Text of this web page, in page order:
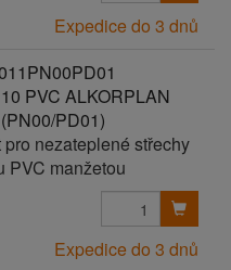
Expedice do 3 dnů
PVC ALKORPLAN
PD01)
nezateplené střechy
PVC manžetou
Expedice do 3 dnů